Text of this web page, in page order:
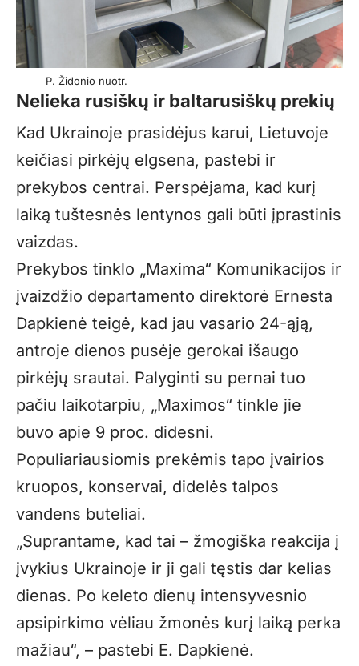
P. Židonio nuotr.
Nelieka rusiškų ir baltarusiškų prekių
Kad Ukrainoje prasidėjus karui, Lietuvoje
keičiasi pirkėjų elgsena, pastebi ir
prekybos centrai. Perspėjama, kad kurį
laiką tuštesnės lentynos gali būti įprastinis
vaizdas.
Prekybos tinklo „Maxima“ Komunikacijos ir
įvaizdžio departamento direktorė Ernesta
Dapkienė teigė, kad jau vasario 24-ąją,
antroje dienos pusėje gerokai išaugo
pirkėjų srautai. Palyginti su pernai tuo
pačiu laikotarpiu, „Maximos“ tinkle jie
buvo apie 9 proc. didesni.
Populiariausiomis prekėmis tapo įvairios
kruopos, konservai, didelės talpos
vandens buteliai.
„Suprantame, kad tai – žmogiška reakcija į
įvykius Ukrainoje ir ji gali tęstis dar kelias
dienas. Po keleto dienų intensyvesnio
apsipirkimo vėliau žmonės kurį laiką perka
mažiau“, – pastebi E. Dapkienė.